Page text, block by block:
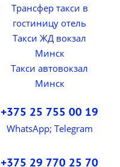
Трансфер такси в
гостиницу отель
Такси ЖД вокзал
Минск
Такси автовокзал
Минск
+375 25 755 00 19
WhatsApp; Telegram
+375 29 770 25 70